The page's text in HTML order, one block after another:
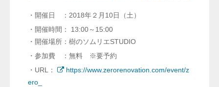
・開催日 ：2018年２月10日（土）
・開催時間： 13:00～15:00
・開催場所：樹のソムリエSTUDIO
・参加費 ：無料 ※要予約
・URL：
https://www.zerorenovation.com/event/z
ero_